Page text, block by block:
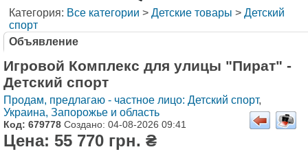
Категория: Все категории > Детские товары > Детский
спорт
Объявление
Игровой Комплекс для улицы "Пират" -
Детский спорт
Продам, предлагаю - частное лицо: Детский спорт,
Украина, Запорожье и область
Код: 679778 Создано: 04-08-2026 09:41
Цена: 55 770 грн. ₴